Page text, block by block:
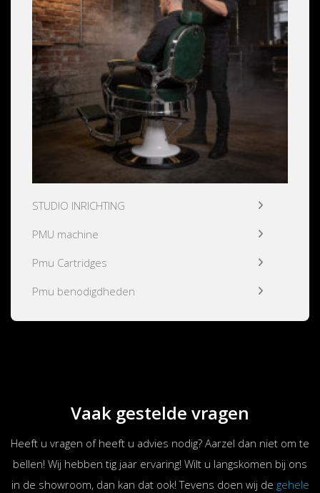
STUDIO INRICHTING
PMU machine
Pmu Cartridges
Pmu benodigdheden
Vaak gestelde vragen
Heeft u vragen of heeft u advies nodig? Aarzel dan niet om te
bellen! Wij hebben tig jaar ervaring! Wilt u langskomen bij ons
in de showroom, dan kan dat ook! Tevens doen wij de gehele